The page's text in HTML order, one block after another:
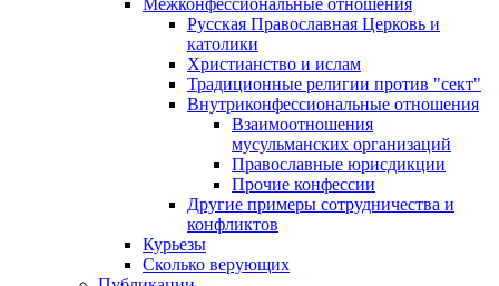
Межконфессиональные отношения
Русская Православная Церковь и
католики
Христианство и ислам
Традиционные религии против "сект"
Внутриконфессиональные отношения
Взаимоотношения
мусульманских организаций
Православные юрисдикции
Прочие конфессии
Другие примеры сотрудничества и
конфликтов
Курьезы
Сколько верующих